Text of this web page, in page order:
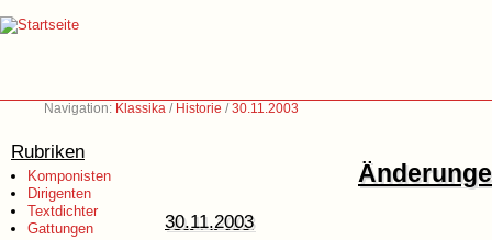
Navigation: Klassika / Historie /30.11.2003
Rubriken
Komponisten
Dirigenten
Textdichter
Gattungen
30.11.2003